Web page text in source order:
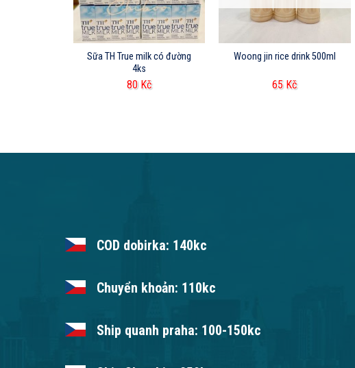
Sữa TH True milk có đường
4ks
80 Kč
Woong jin rice drink 500ml
65 Kč
COD dobirka: 140kc
Chuyển khoản: 110kc
Ship quanh praha: 100-150kc